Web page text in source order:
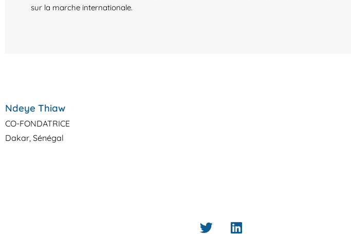
sur la marche internationale.
Ndeye Thiaw
CO-FONDATRICE
Dakar, Sénégal